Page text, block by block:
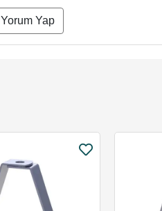
Yorum Yap